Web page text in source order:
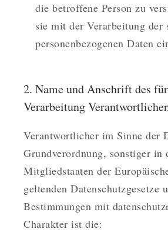
die betroffene Person zu
sie mit der Verarbeitung der
personenbezogenen Daten
2. Name und Anschrift des
Verarbeitung
Verantwortlicher im Sinne der
Grundverordnung, sonstiger in
Mitgliedstaaten der
geltenden Datenschutzgesetze
Bestimmungen mit
Charakter ist die: